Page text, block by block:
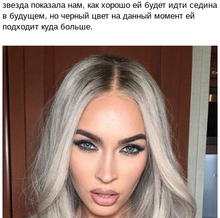
звезда показала нам, как хорошо ей будет идти седина
в будущем, но черный цвет на данный момент ей
подходит куда больше.